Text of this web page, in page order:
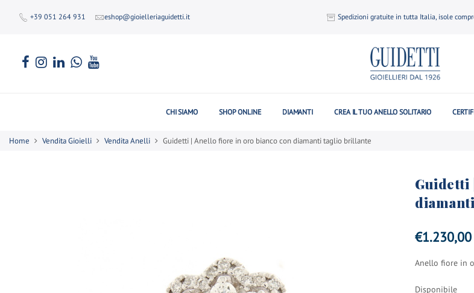
+39 051 264 931 eshop@gioielleriaguidetti.it Spedizioni gratuite in tutta Italia, isole
CHI SIAMO SHOP ONLINE DIAMANTI CREA IL TUO ANELLO SOLITARIO
Home Vendita Gioielli Vendita Anelli Guidetti | Anello fiore in oro bianco con diamanti taglio brillante
Guidetti
€1.230,00
Anello fiore in
Disponibile